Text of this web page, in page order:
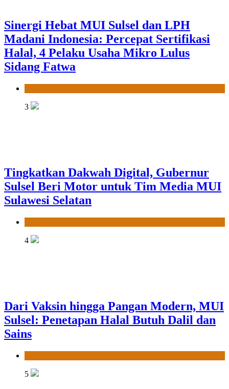
Sinergi Hebat MUI Sulsel dan LPH
Madani Indonesia: Percepat Sertifikasi
Halal, 4 Pelaku Usaha Mikro Lulus
Sidang Fatwa
3
Tingkatkan Dakwah Digital, Gubernur
Sulsel Beri Motor untuk Tim Media MUI
Sulawesi Selatan
4
Dari Vaksin hingga Pangan Modern, MUI
Sulsel: Penetapan Halal Butuh Dalil dan
Sains
5